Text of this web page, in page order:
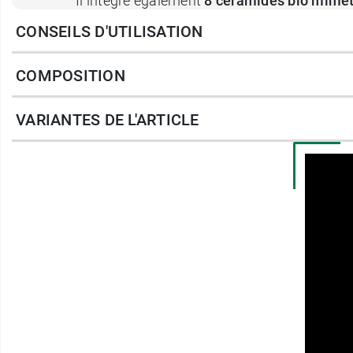
Enfin, il apporte de l'eau thermale d'Uriage,
rapidement.
Ainsi, la peau est soulagée. Le baume
: formule non parfumée ;
CONSEILS D'UTILISATION
COMPOSITION
VARIANTES DE L'ARTICLE